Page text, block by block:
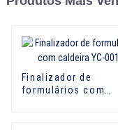
Finalizador de
formulários com